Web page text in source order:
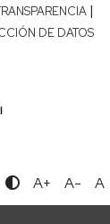
|
DE DATOS
A+ A- A